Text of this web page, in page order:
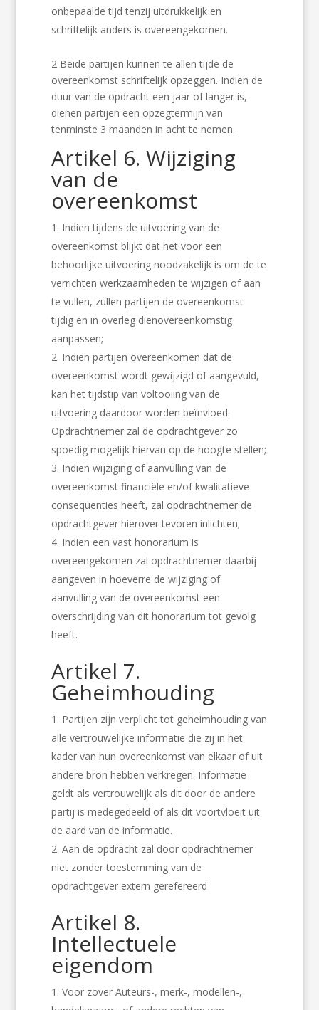
onbepaalde tijd tenzij uitdrukkelijk en
schriftelijk anders is overeengekomen.
2 Beide partijen kunnen te allen tijde de
overeenkomst schriftelijk opzeggen. Indien de
duur van de opdracht een jaar of langer is,
dienen partijen een opzegtermijn van
tenminste 3 maanden in acht te nemen.
Artikel 6. Wijziging
van de
overeenkomst
Indien tijdens de uitvoering van de
overeenkomst blijkt dat het voor een
behoorlijke uitvoering noodzakelijk is om de te
verrichten werkzaamheden te wijzigen of aan
te vullen, zullen partijen de overeenkomst
tijdig en in overleg dienovereenkomstig
aanpassen;
Indien partijen overeenkomen dat de
overeenkomst wordt gewijzigd of aangevuld,
kan het tijdstip van voltooiing van de
uitvoering daardoor worden beïnvloed.
Opdrachtnemer zal de opdrachtgever zo
spoedig mogelijk hiervan op de hoogte stellen;
Indien wijziging of aanvulling van de
overeenkomst financiële en/of kwalitatieve
consequenties heeft, zal opdrachtnemer de
opdrachtgever hierover tevoren inlichten;
Indien een vast honorarium is
overeengekomen zal opdrachtnemer daarbij
aangeven in hoeverre de wijziging of
aanvulling van de overeenkomst een
overschrijding van dit honorarium tot gevolg
heeft.
Artikel 7.
Geheimhouding
Partijen zijn verplicht tot geheimhouding van
alle vertrouwelijke informatie die zij in het
kader van hun overeenkomst van elkaar of uit
andere bron hebben verkregen. Informatie
geldt als vertrouwelijk als dit door de andere
partij is medegedeeld of als dit voortvloeit uit
de aard van de informatie.
Aan de opdracht zal door opdrachtnemer
niet zonder toestemming van de
opdrachtgever extern gerefereerd
Artikel 8.
Intellectuele
eigendom
Voor zover Auteurs-, merk-, modellen-,